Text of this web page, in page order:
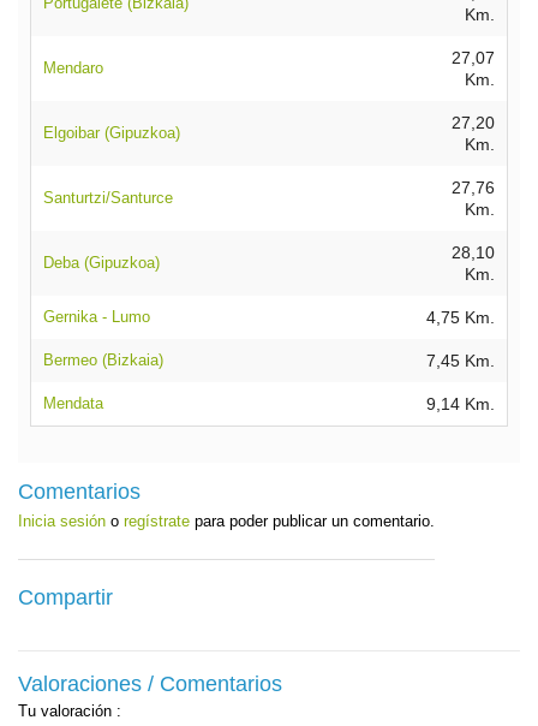
Km.
Mendaro
27,07
Km.
Elgoibar (Gipuzkoa)
27,20
Km.
Santurtzi/Santurce
27,76
Km.
Deba (Gipuzkoa)
28,10
Km.
Gernika - Lumo 4,75 Km.
Bermeo (Bizkaia) 7,45 Km.
Mendata 9,14 Km.
Comentarios
Inicia sesión o regístrate para poder publicar un comentario.
Compartir
Valoraciones / Comentarios
Tu valoración :